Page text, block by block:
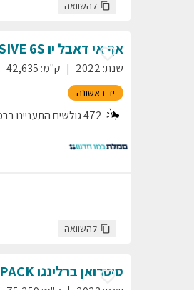
להשוואה
אף אי דאבל יו6S
שנת:
2022 ק"מ:
42,635
יד ראשונה
472גולשים התעניינו
להשוואה
סיטרואןברלינגוPACK